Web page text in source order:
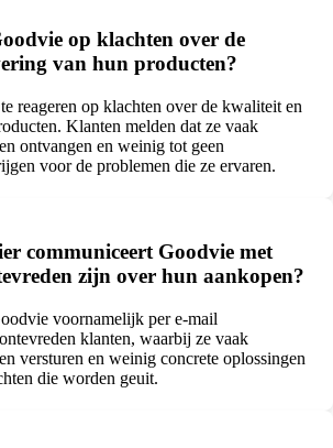
op klachten over de
van hun producten?
reageren op klachten over de kwaliteit en
Klanten melden dat ze vaak
ontvangen en weinig tot geen
voor de problemen die ze ervaren.
communiceert Goodvie met
zijn over hun aankopen?
voornamelijk per e-mail
klanten, waarbij ze vaak
versturen en weinig concrete oplossingen
die worden geuit.